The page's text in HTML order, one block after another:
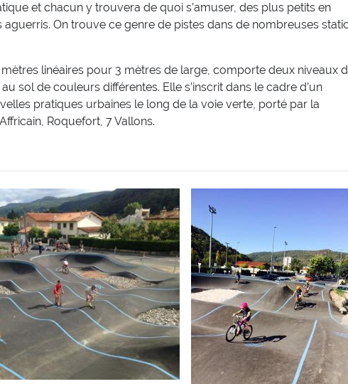
et chacun y trouvera de quoi s’amuser, des plus petits en
aguerris. On trouve ce genre de pistes dans de nombreuses
linéaires pour 3 mètres de large, comporte deux niveaux
sol de couleurs différentes. Elle s’inscrit dans le cadre d’un
pratiques urbaines le long de la voie verte, porté par la
Roquefort, 7 Vallons.